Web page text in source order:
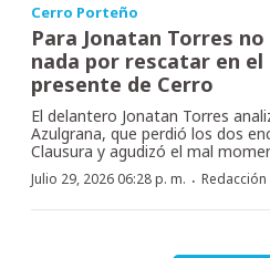
Cerro Porteño
Para Jonatan Torres no
nada por rescatar en el
presente de Cerro
El delantero Jonatan Torres
Azulgrana, que perdió los dos
Clausura y agudizó el mal
Julio 29, 2026 06:28 p. m. · Redacción